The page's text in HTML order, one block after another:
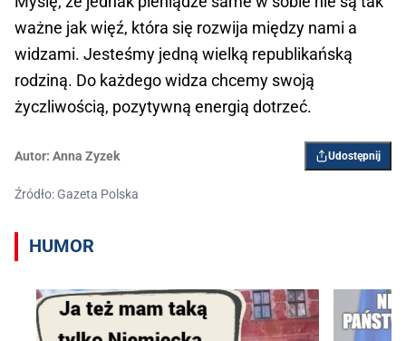
ważne jak więź, która się rozwija między nami a
widzami. Jesteśmy jedną wielką republikańską
rodziną. Do każdego widza chcemy swoją
życzliwością, pozytywną energią dotrzeć.
Autor: Anna Zyzek Udostępnij
Źródło: Gazeta Polska
HUMOR